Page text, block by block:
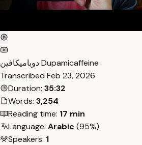
دوباميكافين Dupamicaffeine
Transcribed Feb 23, 2026
Duration: 35:32
Words: 3,254
Reading time: 17 min
Language: Arabic (95%)
Speakers: 1